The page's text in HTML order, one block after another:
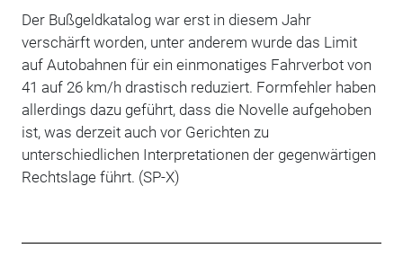
Der Bußgeldkatalog war erst in diesem Jahr
verschärft worden, unter anderem wurde das Limit
auf Autobahnen für ein einmonatiges Fahrverbot von
41 auf 26 km/h drastisch reduziert. Formfehler haben
allerdings dazu geführt, dass die Novelle aufgehoben
ist, was derzeit auch vor Gerichten zu
unterschiedlichen Interpretationen der gegenwärtigen
Rechtslage führt. (SP-X)